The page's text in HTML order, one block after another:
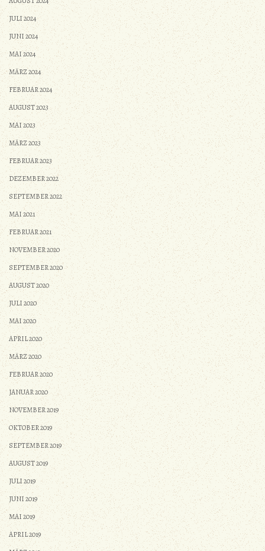
JULI 2024
JUNI 2024
MAI 2024
MÄRZ 2024
FEBRUAR 2024
AUGUST 2023
MAI 2023
MÄRZ 2023
FEBRUAR 2023
DEZEMBER 2022
SEPTEMBER 2022
MAI 2021
FEBRUAR 2021
NOVEMBER 2020
SEPTEMBER 2020
AUGUST 2020
JULI 2020
MAI 2020
APRIL 2020
MÄRZ 2020
FEBRUAR 2020
JANUAR 2020
NOVEMBER 2019
OKTOBER 2019
SEPTEMBER 2019
AUGUST 2019
JULI 2019
JUNI 2019
MAI 2019
APRIL 2019